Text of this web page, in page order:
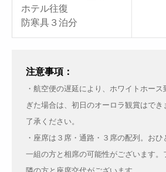
ホテル往復
防寒具３泊分
注意事項：
・航空便の遅延により、ホワイトホー
ぎた場合は、初日のオーロラ観賞はで
了承ください。
・座席は３席・通路・３席の配列。おひ
一組の方と相席の可能性がございます。